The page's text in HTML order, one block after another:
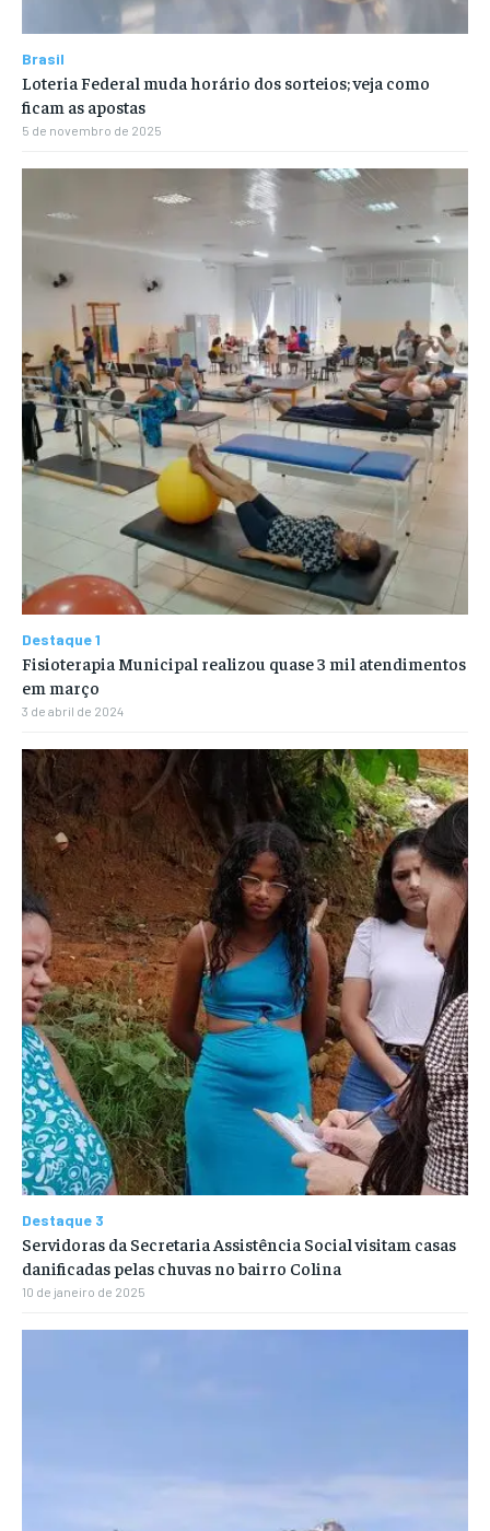
Brasil
Loteria Federal muda horário dos sorteios; veja como
ficam as apostas
5 de novembro de 2025
Destaque 1
Fisioterapia Municipal realizou quase 3 mil atendimentos
em março
3 de abril de 2024
Destaque 3
Servidoras da Secretaria Assistência Social visitam casas
danificadas pelas chuvas no bairro Colina
10 de janeiro de 2025